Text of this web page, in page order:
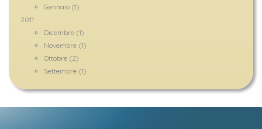
Gennaio (1)
2011
Dicembre (1)
Novembre (1)
Ottobre (2)
Settembre (1)